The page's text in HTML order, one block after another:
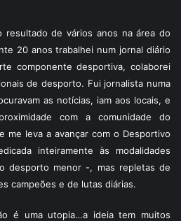
de vários anos na área do
20 anos trabalhei num jornal diário
componente desportiva, colaborei
de desporto. Fui jornalista numa
as notícias, iam aos locais, e
com a comunidade do
me leva a avançar com o Desportivo
inteiramente às modalidades
desporto menor -, mas repletas de
campeões e de lutas diárias.
é uma utopia…a ideia tem muitos